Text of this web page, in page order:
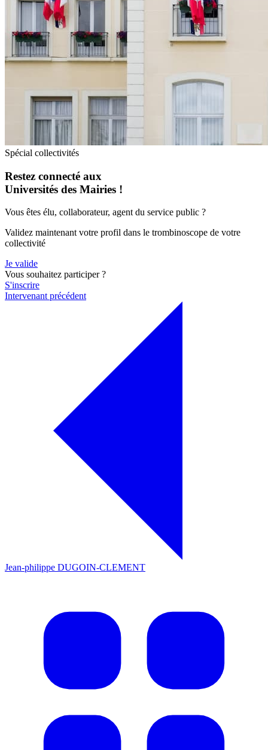
Spécial collectivités
Restez connecté aux
Universités des Mairies !
Vous êtes élu, collaborateur, agent du service public ?
Validez maintenant votre profil dans le trombinoscope de votre
collectivité
Je valide
Vous souhaitez participer ?
S'inscrire
Intervenant précédent
Jean-philippe DUGOIN-CLEMENT